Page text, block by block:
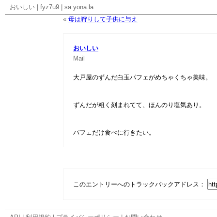
おいしい fyz7u9
sa.yona.la
« 母は狩りして子供に与え
おいしい
Mail
大戸屋のずんだ白玉パフェがめちゃくちゃ美味。
ずんだが粗く刻まれてて、ほんのり塩気あり。
パフェだけ食べに行きたい。
このエントリーへのトラックバックアドレス：